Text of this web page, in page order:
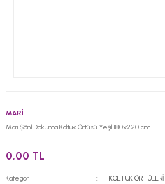
MARİ
Mari Şönil Dokuma Koltuk Örtüsü Yeşil 180x220 cm
0,00 TL
Kategori
KOLTUK ÖRTÜLERİ